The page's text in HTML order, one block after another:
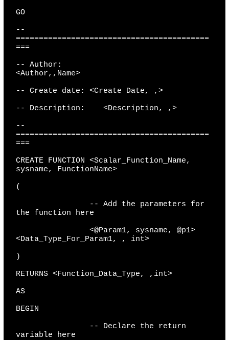
GO
--
==========================================
===
-- Author:
<Author,,Name>
-- Create date: <Create Date, ,>
-- Description:    <Description, ,>
--
==========================================
===
CREATE FUNCTION <Scalar_Function_Name,
sysname, FunctionName>
(
-- Add the parameters for
the function here
<@Param1, sysname, @p1>
<Data_Type_For_Param1, , int>
)
RETURNS <Function_Data_Type, ,int>
AS
BEGIN
-- Declare the return
variable here